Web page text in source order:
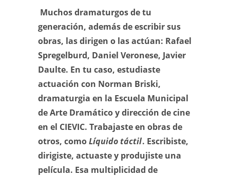
Muchos dramaturgos de tu
generación, además de escribir sus
obras, las dirigen o las actúan: Rafael
Spregelburd, Daniel Veronese, Javier
Daulte. En tu caso, estudiaste
actuación con Norman Briski,
dramaturgia en la Escuela Municipal
de Arte Dramático y dirección de cine
en el CIEVIC. Trabajaste en obras de
otros, comoLíquido táctil. Escribiste,
dirigiste, actuaste y produjiste una
película. Esa multiplicidad de